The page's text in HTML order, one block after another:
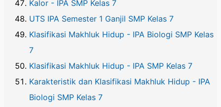
Kalor - IPA SMP Kelas 7
UTS IPA Semester 1 Ganjil SMP Kelas 7
Klasifikasi Makhluk Hidup - IPA Biologi SMP Kelas
7
Klasifikasi Makhluk Hidup - IPA SMP Kelas 7
Karakteristik dan Klasifikasi Makhluk Hidup - IPA
Biologi SMP Kelas 7